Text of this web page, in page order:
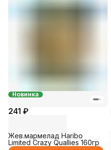
Новинка
241 ₽
Жев.мармелад Haribo
Limited Crazy Quallies 160гр